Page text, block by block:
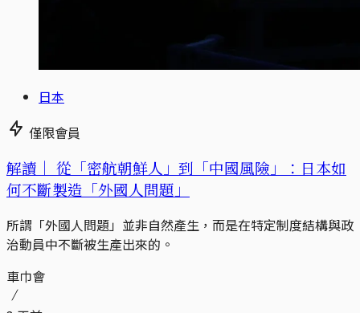
日本
僅限會員
解讀｜ 從「密航朝鮮人」到「中國風險」：日本如
何不斷製造「外國人問題」
所謂「外國人問題」並非自然產生，而是在特定制度結構與政
治動員中不斷被生產出來的。
車巾會